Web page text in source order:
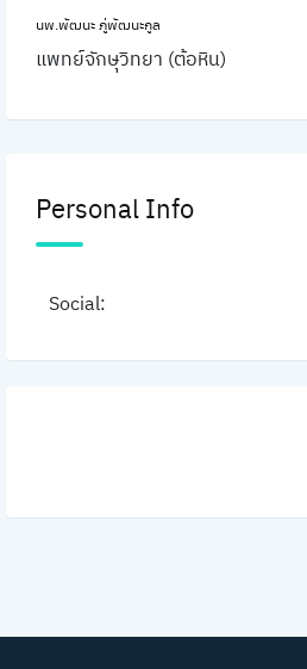
นพ.พัฒนะ ภู่พัฒนะกูล
แพทย์จักษุวิทยา (ต้อหิน)
Personal Info
Social: